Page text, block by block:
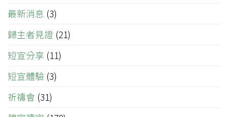
最新消息 (3)
歸主者見證 (21)
短宣分享 (11)
短宣體驗 (3)
祈禱會 (31)